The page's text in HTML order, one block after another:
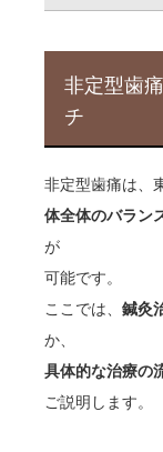
非定型歯
チ
非定型歯痛は、
体全体のバラン
が
可能です。
ここでは、 鍼灸
か、
具体的な治療の
ご説明します。